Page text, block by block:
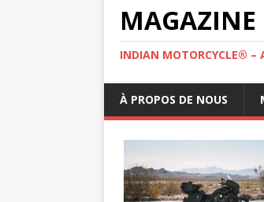
MAGAZINE
INDIAN MOTORCYCLE® –
À PROPOS DE NOUS